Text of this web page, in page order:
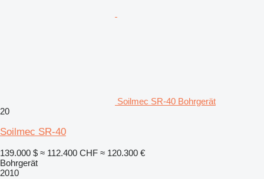
Soilmec SR-40 Bohrgerät
20
Soilmec SR-40
139.000 $ ≈ 112.400 CHF ≈ 120.300 €
Bohrgerät
2010